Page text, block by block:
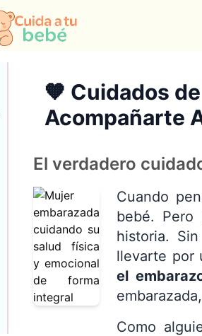
🧡 Cuidados
Acompañarte
El verdadero
Cuando
bebé.
historia.
llevarte por
el
Como